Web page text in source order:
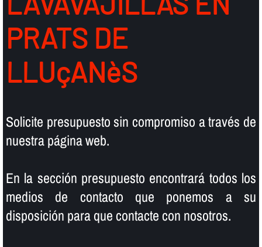
PRATS DE
LLUçANèS
Solicite presupuesto sin compromiso a través de
nuestra página web.
En la sección presupuesto encontrará todos los
medios de contacto que ponemos a su
disposición para que contacte con nosotros.